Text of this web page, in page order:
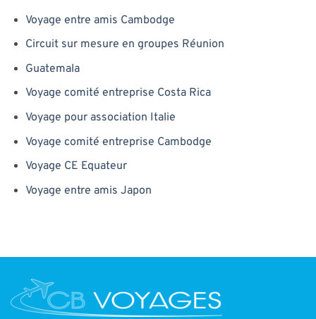
Voyage entre amis Cambodge
Circuit sur mesure en groupes Réunion
Guatemala
Voyage comité entreprise Costa Rica
Voyage pour association Italie
Voyage comité entreprise Cambodge
Voyage CE Equateur
Voyage entre amis Japon